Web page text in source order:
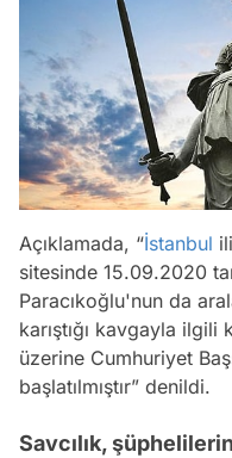
Açıklamada, “İstanbul ili
sitesinde 15.09.2020
Paracıkoğlu'nun da
karıştığı kavgayla ilgili
üzerine Cumhuriyet
başlatılmıştır” denildi.
Savcılık,